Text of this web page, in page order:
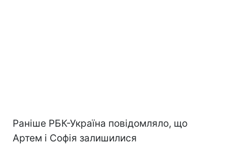
Раніше РБК-Україна повідомляло, що
Артем і Софія залишилися